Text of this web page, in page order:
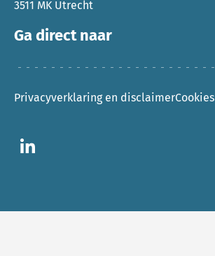
Ga direct naar
3511 MK Utrecht
Privacyverklaring en disclaimerCookies
Ga naar LinkedIn